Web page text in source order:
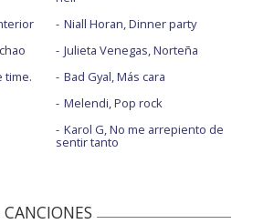
time.
Niall Horan, Dinner party
Julieta Venegas, Norteña
Bad Gyal, Más cara
Melendi, Pop rock
Karol G, No me arrepiento de
sentir tanto
CANCIONES